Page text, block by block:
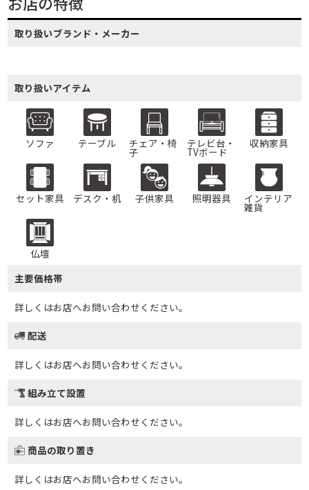
取り扱いブランド・メーカー
取り扱いアイテム
ソファ テーブル チェア・椅
子
テレビ台・
TVボード
収納家具
セット家具 デスク・机 子供家具 照明器具 インテリア
雑貨
仏壇
主要価格帯
詳しくはお店へお問い合わせください。
配送
詳しくはお店へお問い合わせください。
組み立て設置
詳しくはお店へお問い合わせください。
商品の取り置き
詳しくはお店へお問い合わせください。